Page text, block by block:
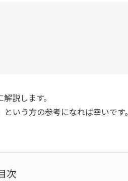
説します。
という方の参考になれば幸いです。
次